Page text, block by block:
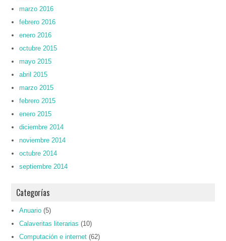
marzo 2016
febrero 2016
enero 2016
octubre 2015
mayo 2015
abril 2015
marzo 2015
febrero 2015
enero 2015
diciembre 2014
noviembre 2014
octubre 2014
septiembre 2014
Categorías
Anuario (5)
Calaveritas literarias (10)
Computación e internet (62)